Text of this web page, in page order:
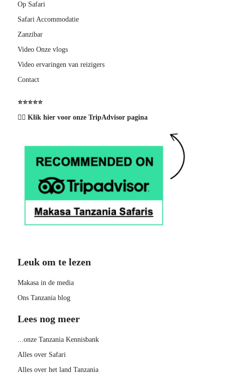
Op Safari
Safari Accommodatie
Zanzibar
Video Onze vlogs
Video ervaringen van reizigers
Contact
⭐️⭐️⭐️⭐️⭐️
👉🏽 Klik hier voor onze TripAdvisor pagina
Leuk om te lezen
Makasa in de media
Ons Tanzania blog
Lees nog meer
...onze Tanzania Kennisbank
Alles over Safari
Alles over het land Tanzania